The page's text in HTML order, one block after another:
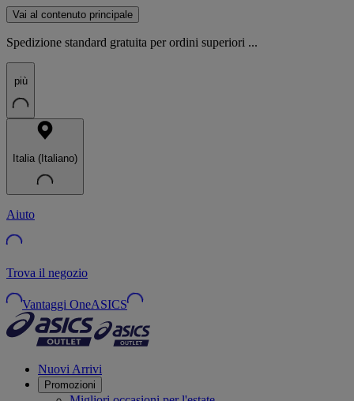
Vai al contenuto principale
Spedizione standard gratuita per ordini superiori ...
più
Italia (Italiano)
Aiuto
Trova il negozio
Vantaggi OneASICS
Nuovi Arrivi
Promozioni